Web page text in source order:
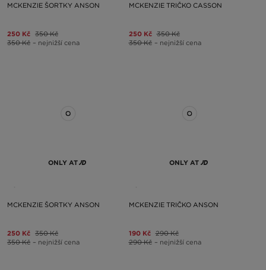
MCKENZIE ŠORTKY ANSON
250 Kč 350 Kč
350 Kč – nejnižší cena
MCKENZIE TRIČKO CASSON
250 Kč 350 Kč
350 Kč – nejnižší cena
ONLY AT
MCKENZIE ŠORTKY ANSON
250 Kč 350 Kč
350 Kč – nejnižší cena
ONLY AT
MCKENZIE TRIČKO ANSON
190 Kč 290 Kč
290 Kč – nejnižší cena